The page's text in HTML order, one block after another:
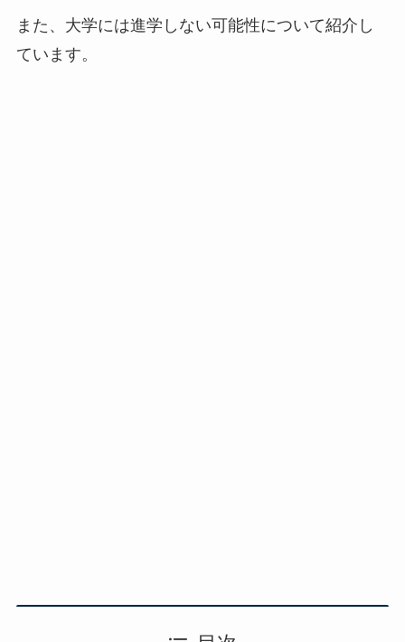
また、大学には進学しない可能性について紹介し
ています。